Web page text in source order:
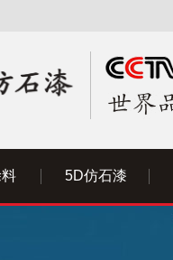
5D仿石漆